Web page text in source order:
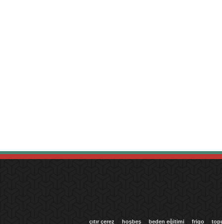
çıtır çerez hoşbeş beden eğitimi frigo